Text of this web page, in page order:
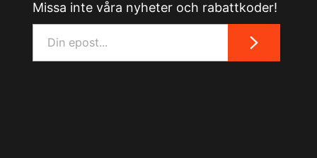
Missa inte våra nyheter och rabattkoder!